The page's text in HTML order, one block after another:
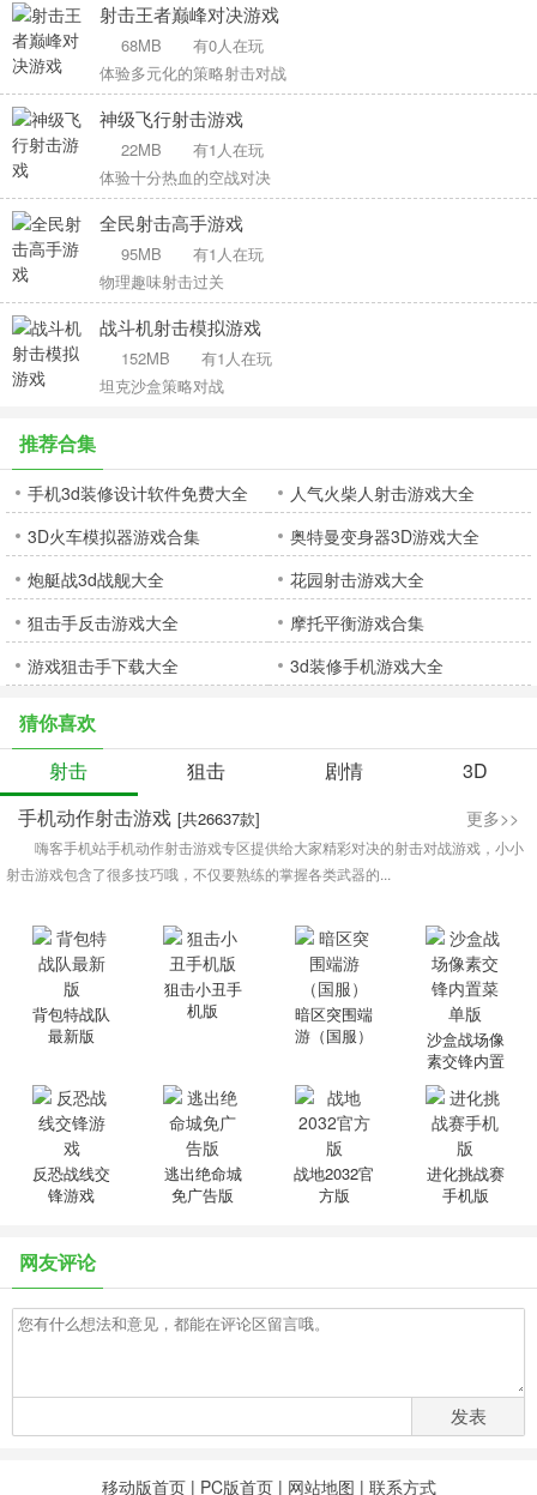
射击王者巅峰对决游戏
68MB
有0人在玩
体验多元化的策略射击对战
神级飞行射击游戏
22MB
有1人在玩
体验十分热血的空战对决
全民射击高手游戏
95MB
有1人在玩
物理趣味射击过关
战斗机射击模拟游戏
152MB
有1人在玩
坦克沙盒策略对战
推荐合集
手机3d装修设计软件免费大全
人气火柴人射击游戏大全
3D火车模拟器游戏合集
奥特曼变身器3D游戏大全
炮艇战3d战舰大全
花园射击游戏大全
狙击手反击游戏大全
摩托平衡游戏合集
游戏狙击手下载大全
3d装修手机游戏大全
猜你喜欢
射击
狙击 剧情
3D
手机动作射击游戏 [共26637款] 更多>>
嗨客手机站手机动作射击游戏专区提供给大家精彩对决的射击对战游戏，小小
射击游戏包含了很多技巧哦，不仅要熟练的掌握各类武器的...
背包特战队
最新版
狙击小丑手
机版
暗区突围端
游（国服）
沙盒战场像
素交锋内置
菜单版
反恐战线交
锋游戏
逃出绝命城
免广告版
战地2032官
方版
进化挑战赛
手机版
网友评论
发表
移动版首页| PC版首页| 网站地图 | 联系方式